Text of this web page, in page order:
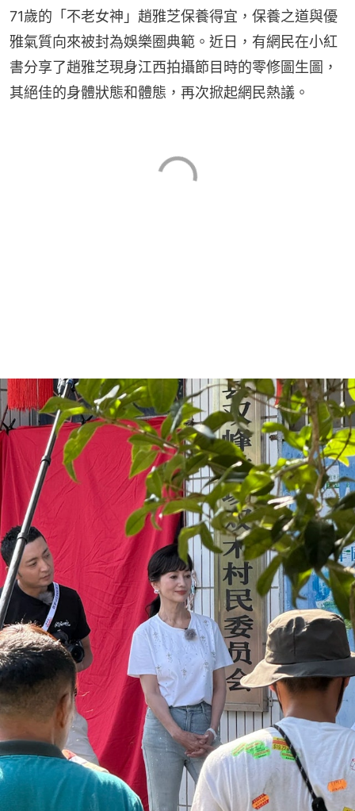
71歲的「不老女神」趙雅芝保養得宜，保養之道與優
雅氣質向來被封為娛樂圈典範。近日，有網民在小紅
書分享了趙雅芝現身江西拍攝節目時的零修圖生圖，
其絕佳的身體狀態和體態，再次掀起網民熱議。